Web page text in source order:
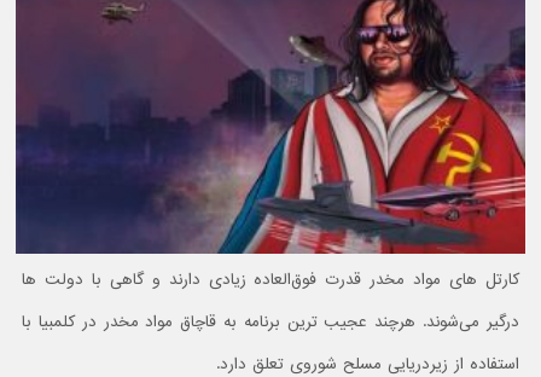
کارتل های مواد مخدر قدرت فوق‌العاده زیادی دارند و گاهی با دولت‌ ها
درگیر می‌شوند. هرچند عجیب ترین برنامه به قاچاق مواد مخدر در کلمبیا با
استفاده از زیردریایی مسلح شوروی تعلق دارد.